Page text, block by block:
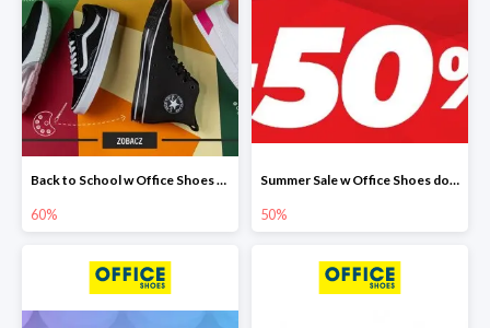
Back to School w Office Shoes do -60%
60%
Summer Sale w Office Shoes do -50%
50%